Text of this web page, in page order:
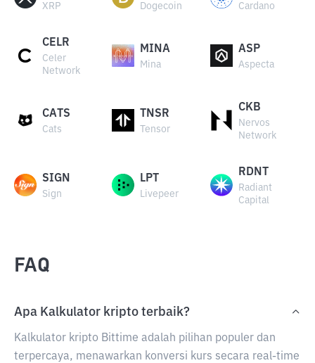
XRP Dogecoin Cardano
CELR
Celer
Network
MINA
Mina
ASP
Aspecta
CATS
Cats
TNSR
Tensor
CKB
Nervos
Network
SIGN
Sign
LPT
Livepeer
RDNT
Radiant
Capital
FAQ
Apa Kalkulator kripto terbaik?
Kalkulator kripto Bittime adalah pilihan populer dan
terpercaya, menawarkan konversi kurs secara real-time